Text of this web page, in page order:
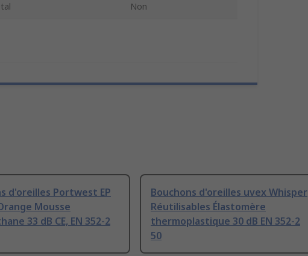
Non
d'oreilles Portwest EP
Mousse
33 dB CE, EN 352-2
Bouchons d'oreilles uvex Whisper
Réutilisables Élastomère
thermoplastique 30 dB EN 352-2
50